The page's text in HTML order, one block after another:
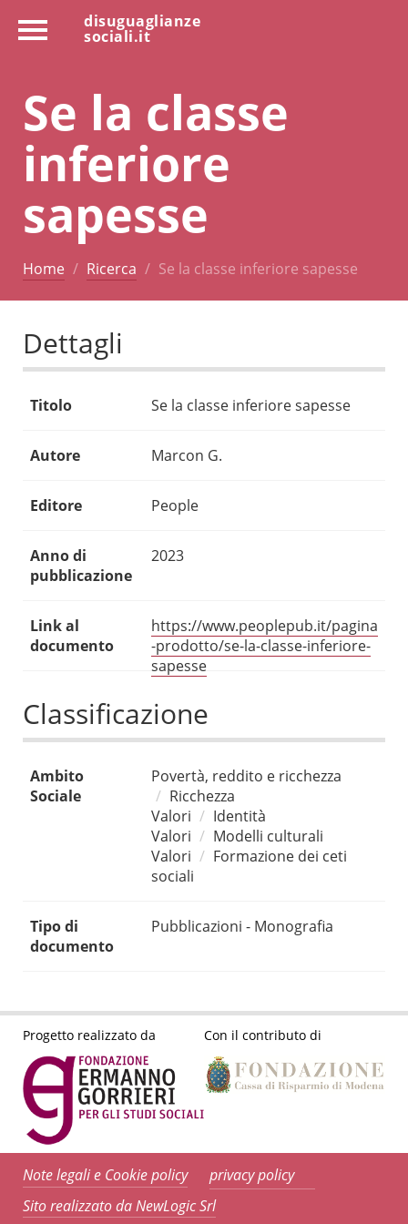
disuguaglianze
sociali.it
Se la classe
inferiore
sapesse
Home Ricerca Se la classe inferiore sapesse
Dettagli
Titolo Se la classe inferiore sapesse
Autore Marcon G.
Editore People
Anno di
pubblicazione
2023
Link al
documento
https://www.peoplepub.it/pagina
-prodotto/se-la-classe-inferiore-
sapesse
Classificazione
Ambito
Sociale
Povertà, reddito e ricchezza
Ricchezza
Valori
Identità
Valori
Modelli culturali
Valori
Formazione dei ceti
sociali
Tipo di
documento
Pubblicazioni - Monografia
Progetto realizzato da Con il contributo di
Note legali e Cookie policy
privacy policy
Sito realizzato da NewLogic Srl